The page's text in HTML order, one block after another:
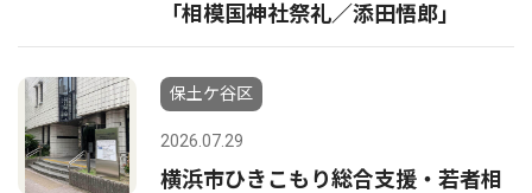
「相模国神社祭礼／添田悟郎」
保土ケ谷区
2026.07.29
横浜市ひきこもり総合支援・若者相